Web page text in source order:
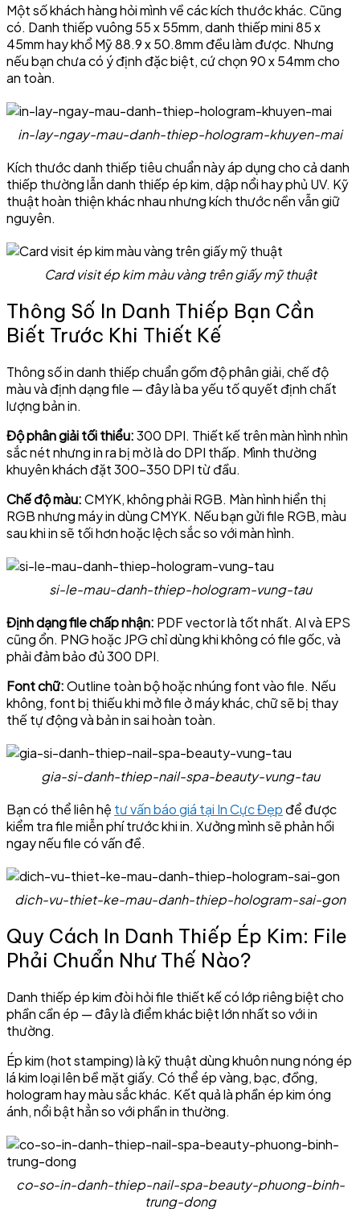
Một số khách hàng hỏi mình về các kích thước khác. Cũng
có. Danh thiếp vuông 55 x 55mm, danh thiếp mini 85 x
45mm hay khổ Mỹ 88.9 x 50.8mm đều làm được. Nhưng
nếu bạn chưa có ý định đặc biệt, cứ chọn 90 x 54mm cho
an toàn.
in-lay-ngay-mau-danh-thiep-hologram-khuyen-mai
Kích thước danh thiếp tiêu chuẩn này áp dụng cho cả danh
thiếp thường lẫn danh thiếp ép kim, dập nổi hay phủ UV. Kỹ
thuật hoàn thiện khác nhau nhưng kích thước nền vẫn giữ
nguyên.
Card visit ép kim màu vàng trên giấy mỹ thuật
Thông Số In Danh Thiếp Bạn Cần
Biết Trước Khi Thiết Kế
Thông số in danh thiếp chuẩn gồm độ phân giải, chế độ
màu và định dạng file — đây là ba yếu tố quyết định chất
lượng bản in.
Độ phân giải tối thiểu:300 DPI. Thiết kế trên màn hình nhìn
sắc nét nhưng in ra bị mờ là do DPI thấp. Mình thường
khuyên khách đặt 300–350 DPI từ đầu.
Chế độ màu:CMYK, không phải RGB. Màn hình hiển thị
RGB nhưng máy in dùng CMYK. Nếu bạn gửi file RGB, màu
sau khi in sẽ tối hơn hoặc lệch sắc so với màn hình.
si-le-mau-danh-thiep-hologram-vung-tau
Định dạng file chấp nhận: PDF vector là tốt nhất. AI và EPS
cũng ổn. PNG hoặc JPG chỉ dùng khi không có file gốc, và
phải đảm bảo đủ 300 DPI.
Font chữ:Outline toàn bộ hoặc nhúng font vào file. Nếu
không, font bị thiếu khi mở file ở máy khác, chữ sẽ bị thay
thế tự động và bản in sai hoàn toàn.
gia-si-danh-thiep-nail-spa-beauty-vung-tau
Bạn có thể liên hệ tư vấn báo giá tại In Cực Đẹp để được
kiểm tra file miễn phí trước khi in. Xưởng mình sẽ phản hồi
ngay nếu file có vấn đề.
dich-vu-thiet-ke-mau-danh-thiep-hologram-sai-gon
Quy Cách In Danh Thiếp Ép Kim: File
Phải Chuẩn Như Thế Nào?
Danh thiếp ép kim đòi hỏi file thiết kế có lớp riêng biệt cho
phần cần ép — đây là điểm khác biệt lớn nhất so với in
thường.
Ép kim (hot stamping) là kỹ thuật dùng khuôn nung nóng ép
lá kim loại lên bề mặt giấy. Có thể ép vàng, bạc, đồng,
hologram hay màu sắc khác. Kết quả là phần ép kim óng
ánh, nổi bật hẳn so với phần in thường.
co-so-in-danh-thiep-nail-spa-beauty-phuong-binh-
trung-dong